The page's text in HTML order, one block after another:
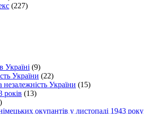
(227)
Україні (9)
України (22)
України (15)
(13)
окупантів у листопаді 1943 року